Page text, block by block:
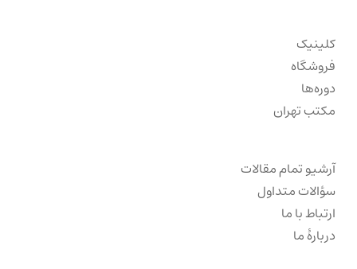
کلینیک
فروشگاه
دوره‌ها
مکتب تهران
آرشیو تمام مقالات
سؤالات متداول
ارتباط با ما
دربارهٔ ما